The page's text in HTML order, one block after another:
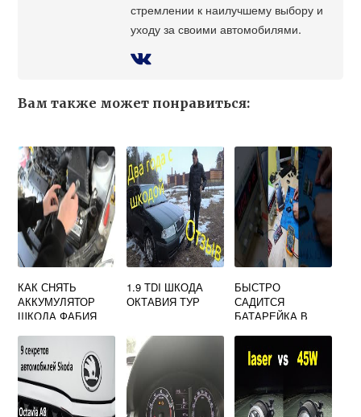
стремлении к наилучшему выбору и
уходу за своими автомобилями.
Вам также может понравиться:
КАК СНЯТЬ
АККУМУЛЯТОР
ШКОДА ФАБИЯ
1.9 TDI ШКОДА
ОКТАВИЯ ТУР
БЫСТРО
САДИТСЯ
БАТАРЕЙКА В